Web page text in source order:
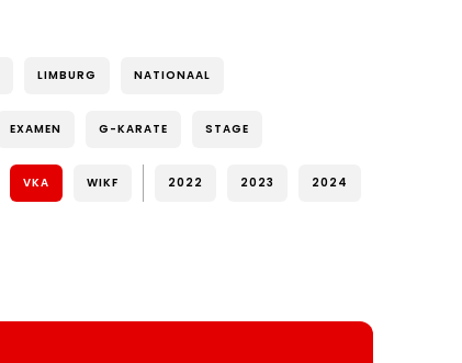
LIMBURG NATIONAAL
EXAMEN G-KARATE STAGE
VKA WIKF 2022 2023 2024